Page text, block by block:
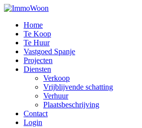
Home
Te Koop
Te Huur
Vastgoed Spanje
Projecten
Diensten
Verkoop
Vrijblijvende schatting
Verhuur
Plaatsbeschrijving
Contact
Login